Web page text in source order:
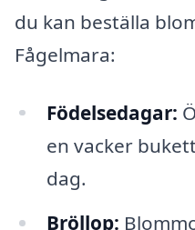
du kan beställa
Fågelmara:
Födelsedagar:
en vacker
dag.
Bröllop: